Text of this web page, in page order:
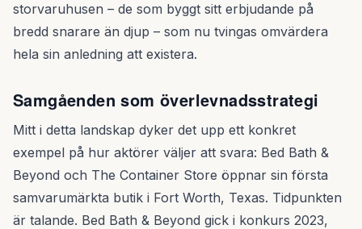
storvaruhusen – de som byggt sitt erbjudande på
bredd snarare än djup – som nu tvingas omvärdera
hela sin anledning att existera.
Samgåenden som överlevnadsstrategi
Mitt i detta landskap dyker det upp ett konkret
exempel på hur aktörer väljer att svara: Bed Bath &
Beyond och The Container Store öppnar sin första
samvarumärkta butik i Fort Worth, Texas. Tidpunkten
är talande. Bed Bath & Beyond gick i konkurs 2023,